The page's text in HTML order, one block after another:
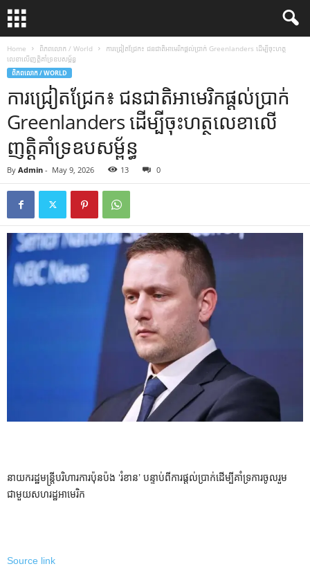
Home ពិភពលោក / World
ការជ្រៀតជ្រែក៖ ជនជាតិអាមេរិកផ្តល់ប្រាក់ Greenlanders ដើម្បីចុះហត្ថ
លេខាលើញត្តិគាំទ្រឧបសម្ព័ន្ធ
ពិភពលោក / WORLD
ការជ្រៀតជ្រែក៖ ជនជាតិអាមេរិកផ្តល់ប្រាក់
Greenlanders ដើម្បីចុះហត្ថលេខាលើ
ញត្តិគាំទ្រឧបសម្ព័ន្ធ
By Admin - May 9, 2026 13 0
នាយក​រដ្ឋមន្ត្រី​បរិហារ​ការ​ប៉ុនប៉ង ‘រំខាន’ បន្ទាប់​ពី​ការ​ផ្តល់​ប្រាក់​ដើម្បី​គាំទ្រ​ការ​ចូលរួម​
ជាមួយ​សហរដ្ឋ​អាមេរិក
Source link